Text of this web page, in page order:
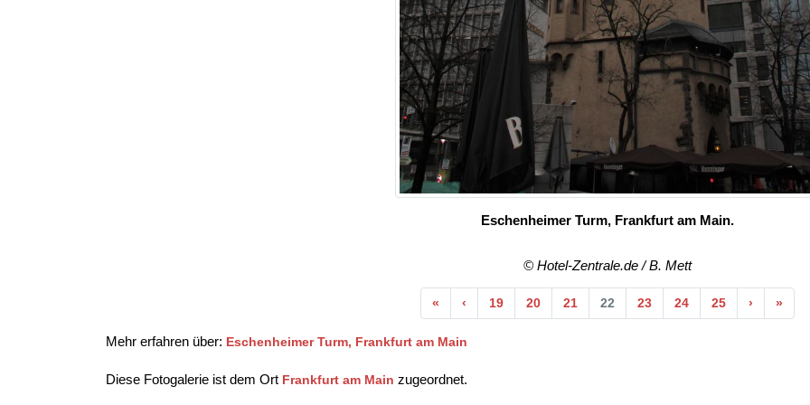
Eschenheimer Turm, Frankfurt am Main.
© Hotel-Zentrale.de / B. Mett
« Anfang
‹ Vorherige
19 20 21 22 23 24 25 › Nächste
»
Mehr erfahren über: Eschenheimer Turm, Frankfurt am Main
Diese Fotogalerie ist dem Ort Frankfurt am Main zugeordnet.